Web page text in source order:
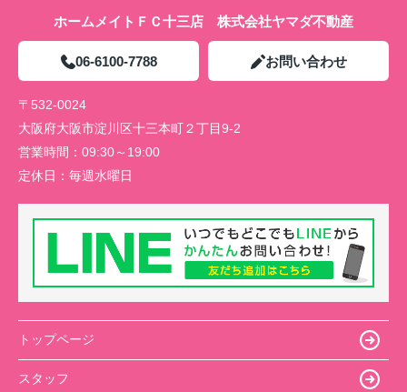
ホームメイトＦＣ十三店 株式会社ヤマダ不動産
06-6100-7788 お問い合わせ
〒532-0024
大阪府大阪市淀川区十三本町２丁目9-2
営業時間： 09:30～19:00
定休日： 毎週水曜日
トップページ
スタッフ